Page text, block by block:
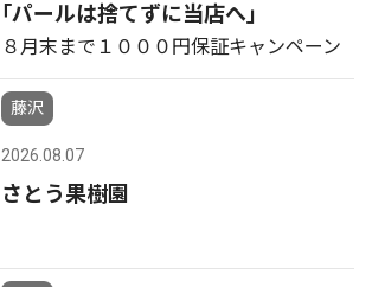
｢パールは捨てずに当店へ｣
８月末まで１０００円保証キャンペーン
藤沢
2026.08.07
さとう果樹園